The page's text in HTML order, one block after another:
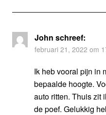
John schreef:
februari 21, 2022 om
Ik heb vooral pijn in
bepaalde hoogte.
auto ritten. Thuis zit
de poef. Gelukkig